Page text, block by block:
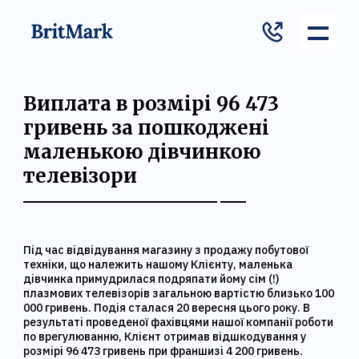
Виплата в розмірі 96 473
гривень за пошкоджені
маленькою дівчинкою
телевізори
Під час відвідування магазину з продажу побутової
техніки, що належить нашому Клієнту, маленька
дівчинка примудрилася подряпати йому сім (!)
плазмових телевізорів загальною вартістю близько 100
000 гривень. Подія сталася 20 вересня цього року. В
результаті проведеної фахівцями нашої компанії роботи
по врегулюванню, Клієнт отримав відшкодування у
розмірі 96 473 гривень при франшизі 4 200 гривень.